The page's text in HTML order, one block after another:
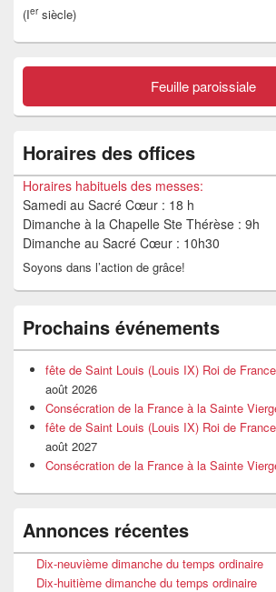
barre
(Iersiècle)
Feuille paroissiale
Horaires des offices
Horaires habituels des messes:
Samedi au Sacré Cœur : 18 h
Dimanche à la Chapelle Ste Thérèse : 9h
Dimanche au Sacré Cœur : 10h30
Soyons dans l’action de grâce!
Prochains événements
fête de Saint Louis (Louis IX) Roi de
août 2026
Consécration de la France à la Sainte
fête de Saint Louis (Louis IX) Roi de
août 2027
Consécration de la France à la Sainte
Annonces récentes
Dix-neuvième dimanche du temps ordinaire
Dix-huitième dimanche du temps ordinaire